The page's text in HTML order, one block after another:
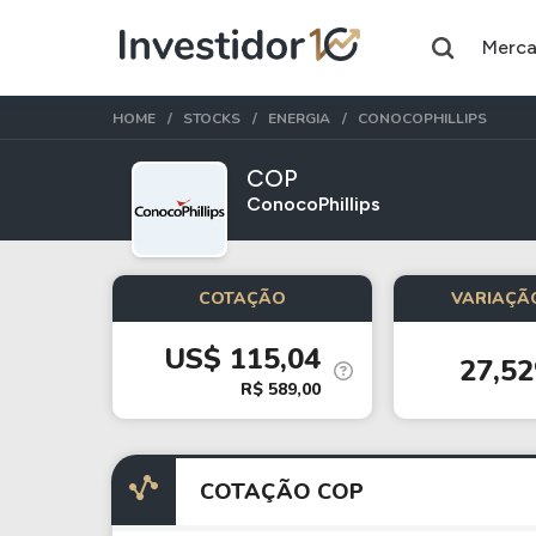
Assuntos do momento
Índice
Ibovespa
Commodity
Ambev
HGLG11
HOME STOCKS ENERGIA CONOCOPHILLIPS
COP
ConocoPhillips
COTAÇÃO
US$ 115,04
R$ 589,00
COTAÇÃO COP